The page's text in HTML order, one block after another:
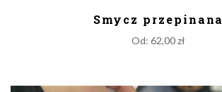
Smycz przepinana
Od: 62,00zł